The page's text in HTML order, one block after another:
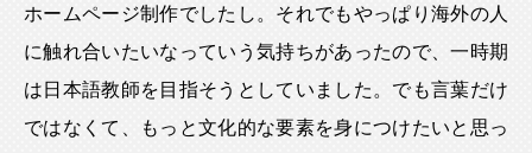
ホームページ制作でしたし。それでもやっぱり海外の人
に触れ合いたいなっていう気持ちがあったので、一時期
は日本語教師を目指そうとしていました。でも言葉だけ
ではなくて、もっと文化的な要素を身につけたいと思っ